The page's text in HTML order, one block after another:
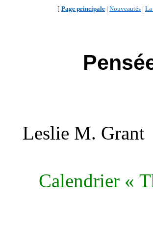
[ Page principale | Nouveautés |
Leslie M. Grant
Calendrier «